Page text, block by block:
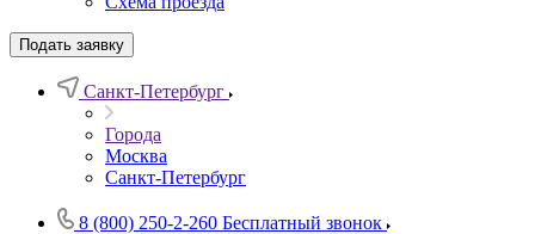
Подать заявку
Санкт-Петербург
Города
Москва
Санкт-Петербург
8 (800) 250-2-260 Бесплатный звонок